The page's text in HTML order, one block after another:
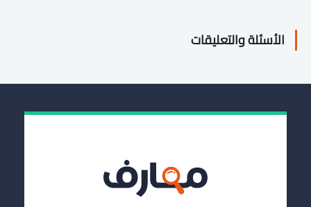
الأسئلة والتعليقات